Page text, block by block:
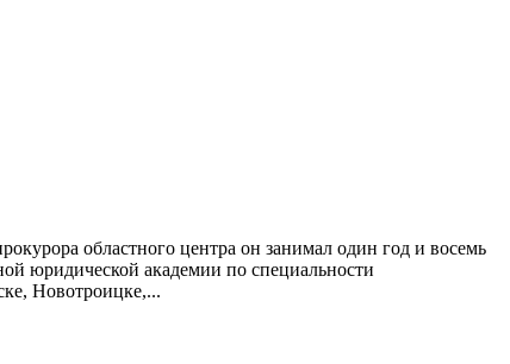
областного центра он занимал один год и восемь
юридической академии по специальности
Новотроицке,...